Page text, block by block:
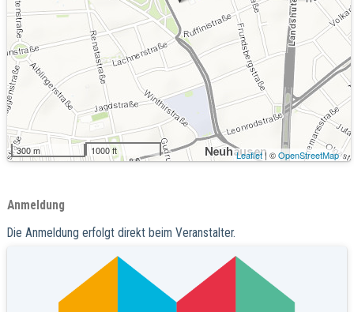
300 m 1000 ft Leaflet| ©OpenStreetMap
Anmeldung
Die Anmeldung erfolgt direkt beim Veranstalter.